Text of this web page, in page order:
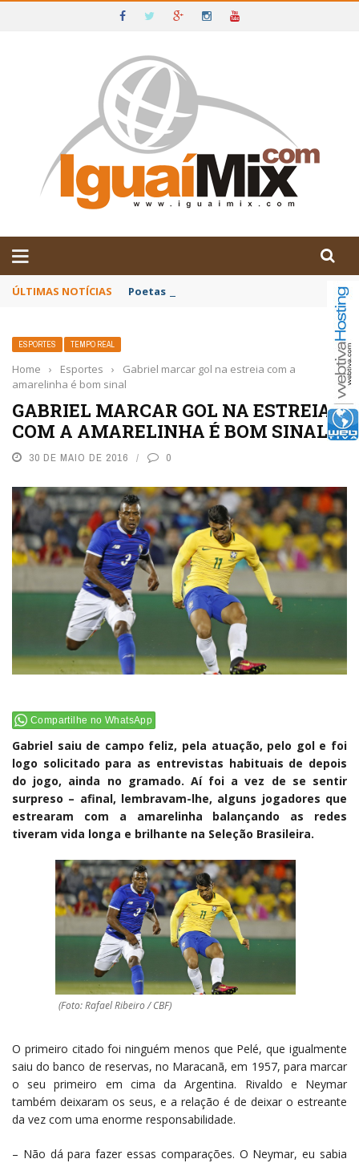
IGUAÍ E SUDOESTE DA BAHIA
ÚLTIMAS NOTÍCIAS Poetas baianos representam o Brasil no
ESPORTES TEMPO REAL
Home › Esportes ›
Gabriel marcar gol na estreia com a
amarelinha é bom sinal
GABRIEL MARCAR GOL NA ESTREIA
COM A AMARELINHA É BOM SINAL
30 DE MAIO DE 2016 0
Compartilhe no WhatsApp
Gabriel saiu de campo feliz, pela atuação, pelo gol e foi
logo solicitado para as entrevistas habituais de depois
do jogo, ainda no gramado. Aí foi a vez de se sentir
surpreso – afinal, lembravam-lhe, alguns jogadores que
estrearam com a amarelinha balançando as redes
tiveram vida longa e brilhante na Seleção Brasileira.
(Foto: Rafael Ribeiro / CBF)
O primeiro citado foi ninguém menos que Pelé, que igualmente
saiu do banco de reservas, no Maracanã, em 1957, para marcar
o seu primeiro em cima da Argentina. Rivaldo e Neymar
também deixaram os seus, e a relação é de deixar o estreante
da vez com uma enorme responsabilidade.
– Não dá para fazer essas comparações. O Neymar, eu sabia